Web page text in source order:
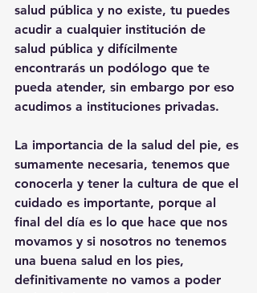
salud pública y no existe, tu puedes
acudir a cualquier institución de
salud pública y difícilmente
encontrarás un podólogo que te
pueda atender, sin embargo por eso
acudimos a instituciones privadas.
La importancia de la salud del pie, es
sumamente necesaria, tenemos que
conocerla y tener la cultura de que el
cuidado es importante, porque al
final del día es lo que hace que nos
movamos y si nosotros no tenemos
una buena salud en los pies,
definitivamente no vamos a poder